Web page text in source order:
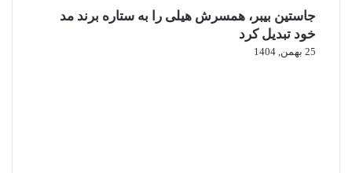
جاستین بیبر، همسرش هیلی را به ستاره برند مد
خود تبدیل کرد
25 بهمن, 1404